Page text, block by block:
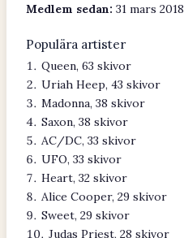
Medlem sedan: 31 mars 2018
Populära artister
Queen, 63 skivor
Uriah Heep, 43 skivor
Madonna, 38 skivor
Saxon, 38 skivor
AC/DC, 33 skivor
UFO, 33 skivor
Heart, 32 skivor
Alice Cooper, 29 skivor
Sweet, 29 skivor
Judas Priest, 28 skivor